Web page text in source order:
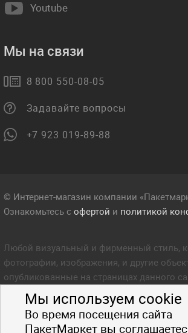
Мы используем cookie
Во время посещения сайта
ПакетМаркет вы
Youtube
Мы на связи
8 800 550-08-05
Задавайте вопросы
+7 923 019-89-88
© Интернет-магазин компании
Ознакомьтесь с офертой и политикой
Любой визуальный и фирменный стиль,
фотографии, изображения, и другие
опубликованные на страницах данного
объектом прав интеллектуальной
Пакетмаркет. Любое копирование стиля,
фотографий, изображений и других